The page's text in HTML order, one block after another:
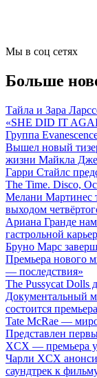
Мы в соц сетях
Больше
Тайла и Зара
«SHE DID IT
Группа
Вышел новый
жизни Майкла
Гарри Стайлс
The Time. Disco,
Мелани Мартинес
выходом
Ариана Гранде
гастрольной
Бруно Марс
Премьера нового
— последствия»
The Pussycat Dolls
Документальный
состоится
Tate McRae —
Представлен
XCX — премьера
Чарли XCX
саундтрек к